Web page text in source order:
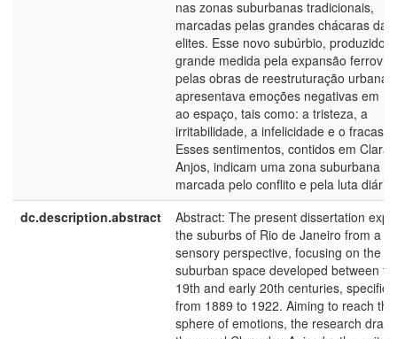
nas zonas suburbanas tradicionais,
marcadas pelas grandes chácaras das
elites. Esse novo subúrbio, produzido
grande medida pela expansão
pelas obras de reestruturação urbana,
apresentava emoções negativas em
ao espaço, tais como: a tristeza, a
irritabilidade, a infelicidade e o
Esses sentimentos, contidos em Clara
Anjos, indicam uma zona suburbana
marcada pelo conflito e pela luta diária
dc.description.abstract
Abstract: The present dissertation
the suburbs of Rio de Janeiro from a
sensory perspective, focusing on the
suburban space developed between
19th and early 20th centuries,
from 1889 to 1922. Aiming to reach the
sphere of emotions, the research